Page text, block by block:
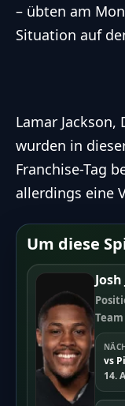
– übten am
Situation auf
Lamar Jackson,
wurden in
Franchise-Tag
allerdings eine
Um diese
Team
vs
14.